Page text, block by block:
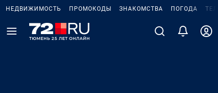
НЕДВИЖИМОСТЬ ПРОМОКОДЫ ЗНАКОМСТВА ПОГОДА